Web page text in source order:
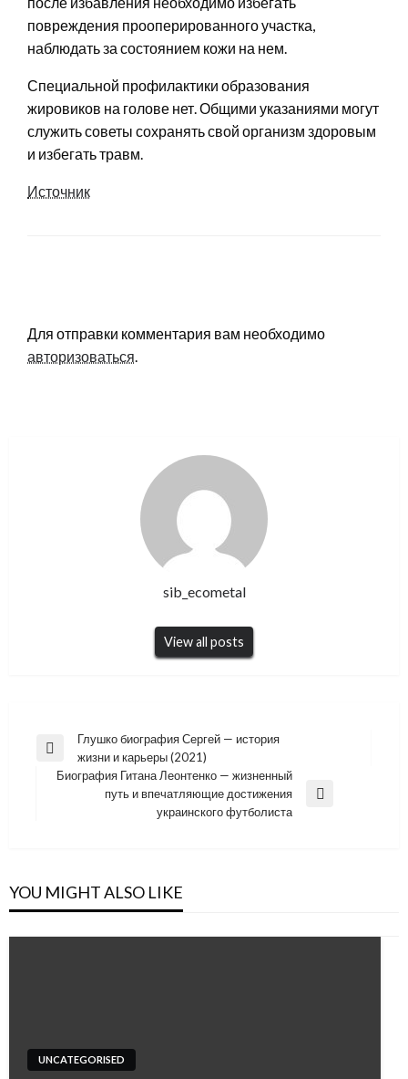
повреждения прооперированного участка,
наблюдать за состоянием кожи на нем.
Специальной профилактики образования
жировиков на голове нет. Общими указаниями могут
служить советы сохранять свой организм здоровым
и избегать травм.
Источник
Для отправки комментария вам необходимо
авторизоваться.
sib_ecometal
View all posts
Навигация
Previous
Post
Глушко биография Сергей — история
жизни и карьеры (2021)
Биография Гитана Леонтенко — жизненный
путь и впечатляющие достижения
украинского футболиста
YOU MIGHT ALSO LIKE
UNCATEGORISED